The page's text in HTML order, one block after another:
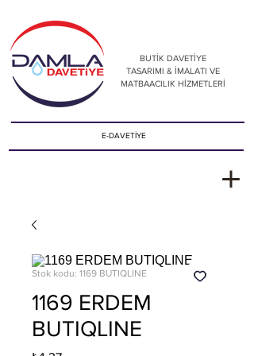
BUTİK DAVETİYE
TASARIMI & İMALATI VE
MATBAACILIK HİZMETLERİ
E-DAVETİYE
Stok kodu: 1169 BUTIQLINE
1169 ERDEM
BUTIQLINE